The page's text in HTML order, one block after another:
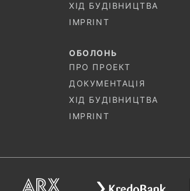
ХІД БУДІВНИЦТВА
IMPRINT
ОБОЛОНЬ
ПРО ПРОЕКТ
ДОКУМЕНТАЦІЯ
ХІД БУДІВНИЦТВА
IMPRINT